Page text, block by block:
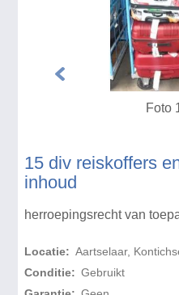
15 div reiskoffers
inhoud
herroepingsrecht van
Locatie: Aartselaar,
Conditie: Gebruikt
Foto